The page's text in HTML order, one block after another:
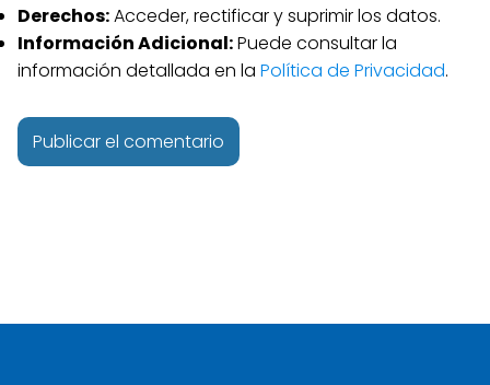
Derechos:Acceder, rectificar y suprimir los datos.
Información Adicional:Puede consultar la
información detallada en la Política de Privacidad.